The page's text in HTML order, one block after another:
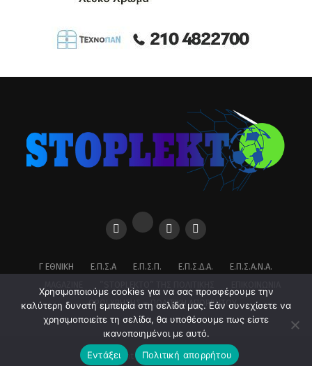
Γ ΕΘΝΙΚΉ Ε.Π.Σ.Α Ε.Π.Σ.Π. Ε.Π.Σ.Δ.Α.
Ε.Π.Σ.Α.Ν.Α.
ΌΡΟΙ ΧΡΉΣΗΣ – ΠΟΛΙΤΙΚΉ ΑΠΟΡΡΉΤΟΥ
Copyright © 2026 stoplekto.gr
Χρησιμοποιούμε cookies για να σας προσφέρουμε την
καλύτερη δυνατή εμπειρία στη σελίδα μας. Εάν συνεχίσετε να
χρησιμοποιείτε τη σελίδα, θα υποθέσουμε πως είστε
ικανοποιημένοι με αυτό.
Εντάξει
Πολιτική απορρήτου